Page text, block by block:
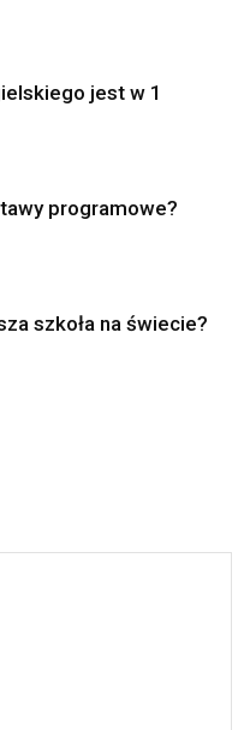
jest w 1
programowe?
szkoła na świecie?